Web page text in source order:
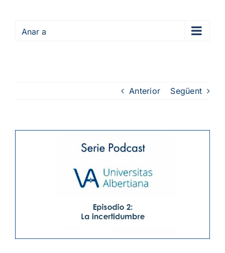
Anar a
Anterior Següent